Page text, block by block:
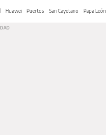
Huawei Puertos San Cayetano Papa